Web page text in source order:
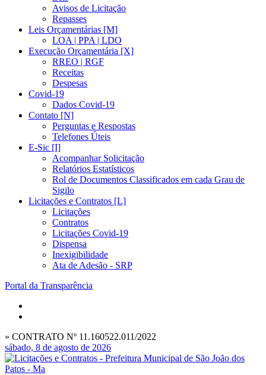
Avisos de Licitação
Repasses
Leis Orçamentárias [M]
LOA | PPA | LDO
Execução Orçamentária [X]
RREO | RGF
Receitas
Despesas
Covid-19
Dados Covid-19
Contato [N]
Perguntas e Respostas
Telefones Úteis
E-Sic [I]
Acompanhar Solicitação
Relatórios Estatísticos
Rol de Documentos Classificados em cada Grau de
Sigilo
Licitações e Contratos [L]
Licitações
Contratos
Licitações Covid-19
Dispensa
Inexigibilidade
Ata de Adesão - SRP
Portal da Transparência
» CONTRATO Nº 11.160522.011/2022
sábado, 8 de agosto de 2026